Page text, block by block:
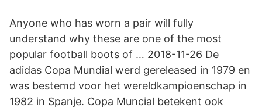
Anyone who has worn a pair will fully
understand why these are one of the most
popular football boots of … 2018-11-26 De
adidas Copa Mundial werd gereleased in 1979 en
was bestemd voor het wereldkampioenschap in
1982 in Spanje. Copa Muncial betekent ook